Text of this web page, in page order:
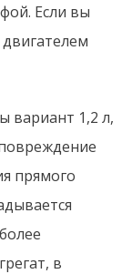
Если вы
вариант 1,2 л,
прямого
в